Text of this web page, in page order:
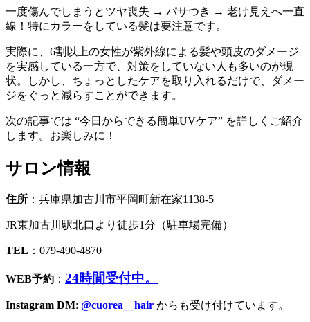
一度傷んでしまうとツヤ喪失 → パサつき → 老け見えへ一直
線！特にカラーをしている髪は要注意です。
実際に、6割以上の女性が紫外線による髪や頭皮のダメージ
を実感している一方で、対策をしていない人も多いのが現
状。しかし、ちょっとしたケアを取り入れるだけで、ダメー
ジをぐっと減らすことができます。
次の記事では “今日からできる簡単UVケア” を詳しくご紹介
します。お楽しみに！
サロン情報
住所 ：兵庫県加古川市平岡町新在家1138-5
JR東加古川駅北口より徒歩1分（駐車場完備）
TEL ：079-490-4870
WEB予約 ： 24時間受付中。
Instagram DM: @cuorea__hair からも受け付けています。